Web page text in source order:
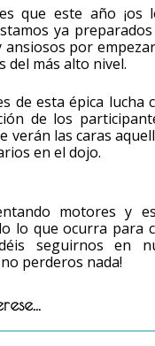
que este año ¡os
ya
ansiosos por
del más alto nivel.
de esta épica lucha
de los
verán las caras
en el dojo.
motores y
lo que ocurra para
seguirnos en
perderos nada!